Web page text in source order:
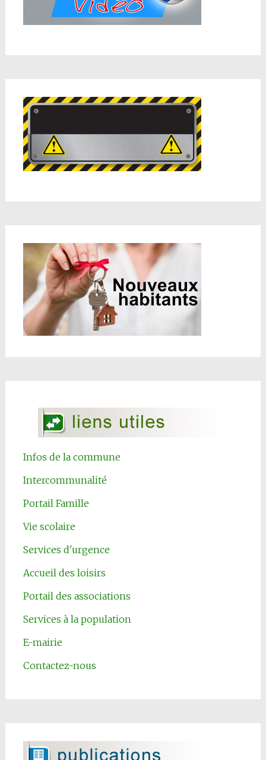
Infos de la commune
Intercommunalité
Portail Famille
Vie scolaire
Services d'urgence
Accueil des loisirs
Portail des associations
Services à la population
E-mairie
Contactez-nous